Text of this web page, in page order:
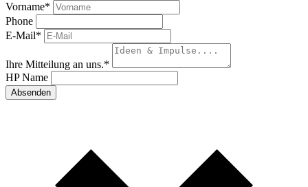
Vorname*
Phone
E-Mail*
Ihre Mitteilung an uns.*
HP Name
Absenden